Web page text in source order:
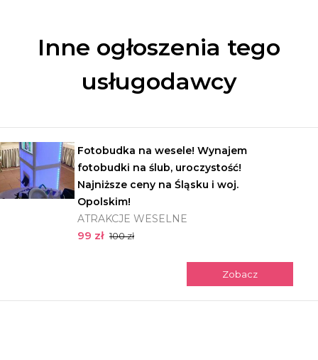
Inne ogłoszenia tego
usługodawcy
Fotobudka na wesele! Wynajem
fotobudki na ślub, uroczystość!
Najniższe ceny na Śląsku i woj.
Opolskim!
ATRAKCJE WESELNE
99 zł 100 zł
Zobacz